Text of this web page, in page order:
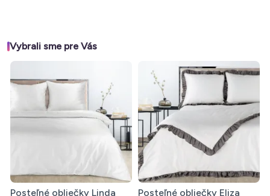
Vybrali sme pre Vás
Posteľné obliečky Linda
Posteľné obliečky Eliza